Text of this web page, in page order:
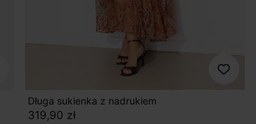
Długa sukienka z nadrukiem
319,90 zł